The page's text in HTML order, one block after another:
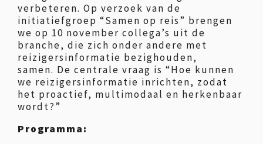
verbeteren. Op verzoek van de
initiatiefgroep “Samen op reis” brengen
we op 10 november collega’s uit de
branche, die zich onder andere met
reizigersinformatie bezighouden,
samen. De centrale vraag is “Hoe kunnen
we reizigersinformatie inrichten, zodat
het proactief, multimodaal en herkenbaar
wordt?”
Programma: